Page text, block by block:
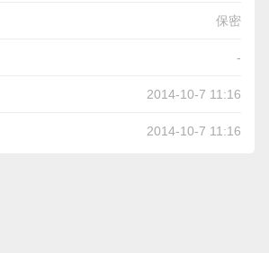
保密
-
2014-10-7 11:16
2014-10-7 11:16